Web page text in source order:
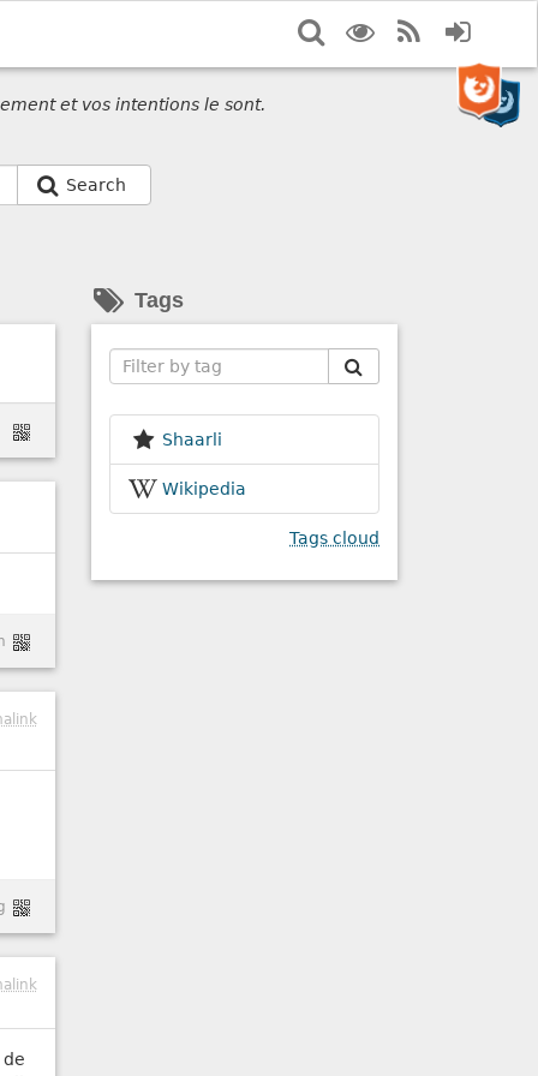
SearchDisplay
RSS
et vos intentions le sont.
Search
Tags
Shaarli
Wikipedia
Tags cloud